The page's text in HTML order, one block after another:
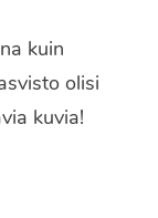
kuin
olisi
kuvia!